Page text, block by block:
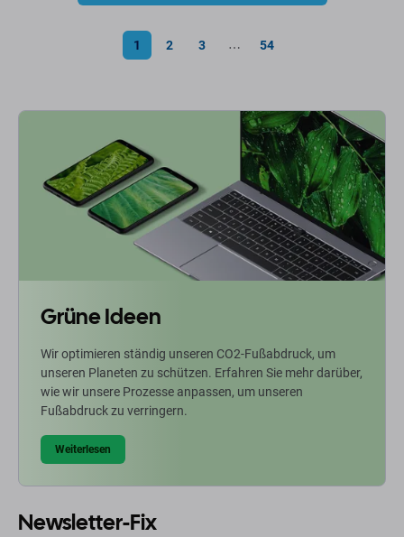
1 2 3 ⋯ 54
Grüne Ideen
Wir optimieren ständig unseren CO2-Fußabdruck, um
unseren Planeten zu schützen. Erfahren Sie mehr darüber,
wie wir unsere Prozesse anpassen, um unseren
Fußabdruck zu verringern.
Weiterlesen
Newsletter-Fix